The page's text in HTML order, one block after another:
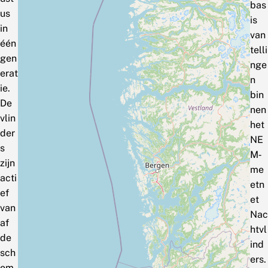
us
in
één
gen
erat
ie.
De
vlin
der
s
zijn
acti
ef
van
af
de
sch
bas
is
van
telli
nge
n
bin
nen
het
NE
M‑
me
etn
et
Nac
htvl
ind
ers.